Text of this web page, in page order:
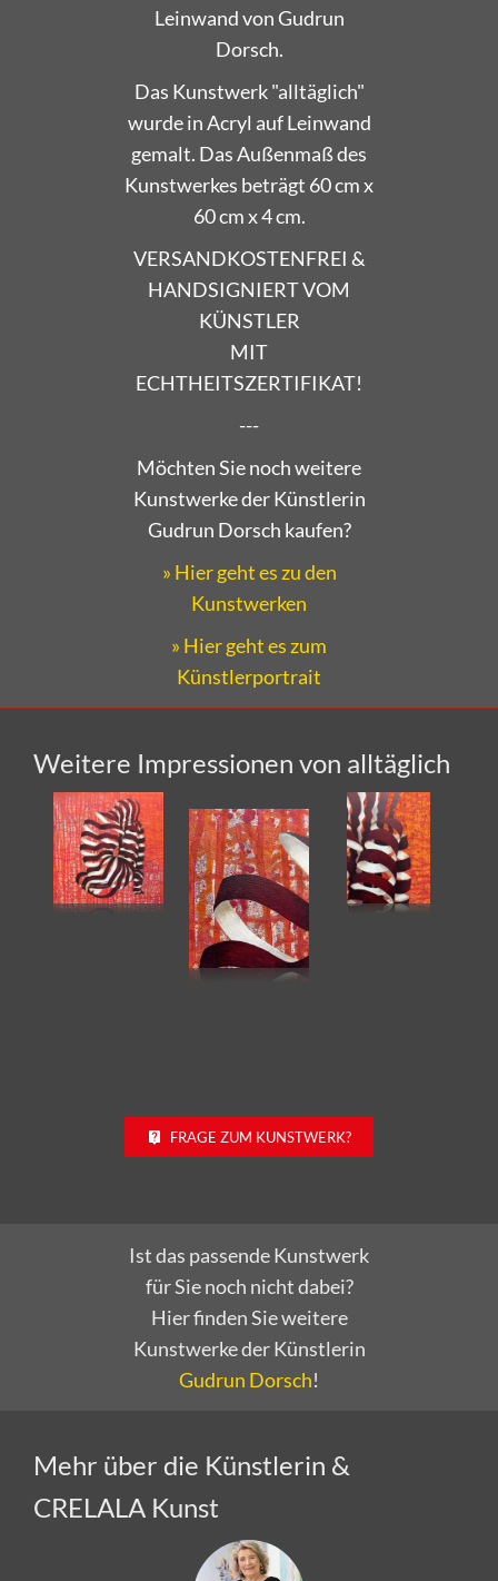
Leinwand von Gudrun
Dorsch.
Das Kunstwerk "alltäglich"
wurde in Acryl auf Leinwand
gemalt. Das Außenmaß des
Kunstwerkes beträgt 60 cm x
60 cm x 4 cm.
VERSANDKOSTENFREI &
HANDSIGNIERT VOM
KÜNSTLER
MIT
ECHTHEITSZERTIFIKAT!
Möchten Sie noch weitere
Kunstwerke der Künstlerin
Gudrun Dorsch kaufen?
» Hier geht es zu den
Kunstwerken
» Hier geht es zum
Künstlerportrait
Weitere Impressionen von alltäglich
FRAGE ZUM KUNSTWERK?
Ist das passende Kunstwerk
für Sie noch nicht dabei?
Hier finden Sie weitere
Kunstwerke der Künstlerin
Gudrun Dorsch!
Mehr über die Künstlerin &
CRELALA Kunst